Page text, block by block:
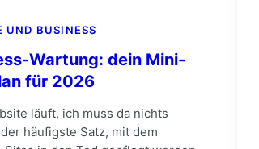
UND BUSINESS
Wartung: dein Mini-
für 2026
läuft, ich muss da nichts
häufigste Satz, mit dem